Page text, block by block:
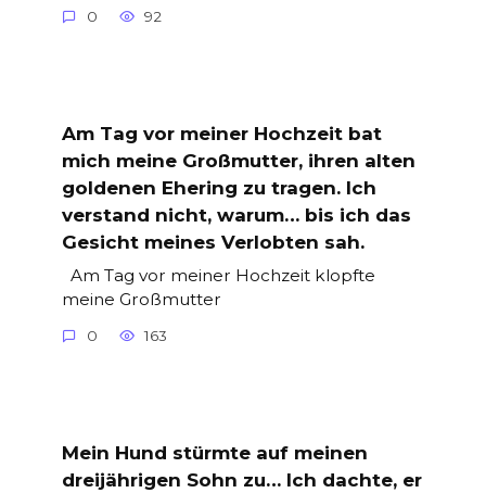
0 92
Am Tag vor meiner Hochzeit bat
mich meine Großmutter, ihren alten
goldenen Ehering zu tragen. Ich
verstand nicht, warum… bis ich das
Gesicht meines Verlobten sah.
Am Tag vor meiner Hochzeit klopfte
meine Großmutter
0 163
Mein Hund stürmte auf meinen
dreijährigen Sohn zu… Ich dachte, er